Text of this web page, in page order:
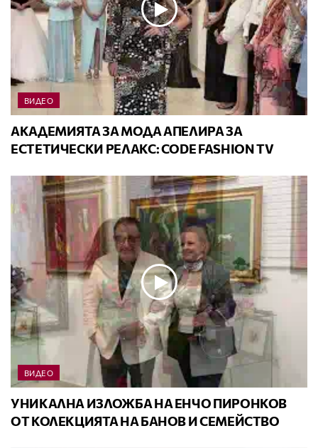
ВИДЕО
АКАДЕМИЯТА ЗА МОДА АПЕЛИРА ЗА
ЕСТЕТИЧЕСКИ РЕЛАКС: CODE FASHION TV
ВИДЕО
УНИКАЛНА ИЗЛОЖБА НА ЕНЧО ПИРОНКОВ
ОТ КОЛЕКЦИЯТА НА БАНОВ И СЕМЕЙСТВО